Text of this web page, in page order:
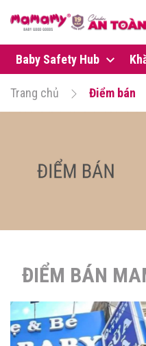
Baby Safety Hub
Trang chủ Điểm bán
ĐIỂM BÁN